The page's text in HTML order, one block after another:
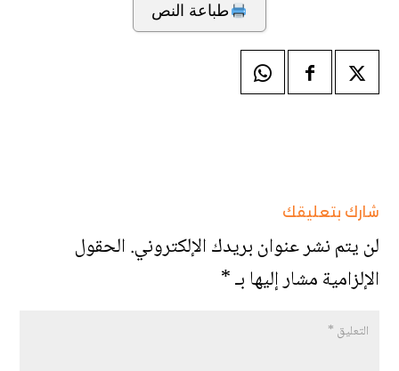
طباعة النص
شارك بتعليقك
لن يتم نشر عنوان بريدك الإلكتروني.الحقول
الإلزامية مشار إليها بـ*